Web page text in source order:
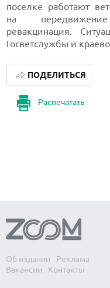
поселке работают
на
ревакцинация.
Госветслужбы и
Распечатать
ПОДЕЛИТЬСЯ
Об издании
Реклама
Вакансии
Контакты